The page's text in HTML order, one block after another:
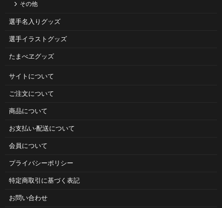
その他
選手名入りグッズ
選手イラストグッズ
たまべヱグッズ
サイトについて
ご注⽂について
商品について
お⽀払い‧配送について
会員について
プライバシーポリシー
特定商取引に基づく表記
お問い合わせ